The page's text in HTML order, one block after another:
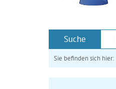
Suche
Sie befinden sich hier: